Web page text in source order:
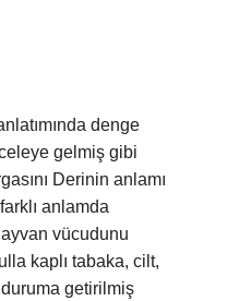
denge
gelmiş gibi
Derinin anlamı
anlamda
vücudunu
kaplı tabaka, cilt,
duruma getirilmiş